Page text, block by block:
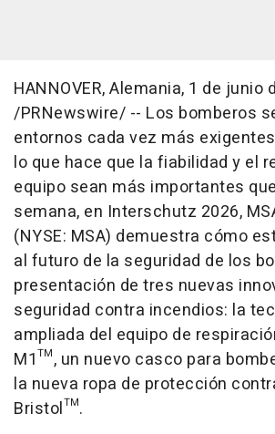
HANNOVER, Alemania, 1 de junio
/PRNewswire/ -- Los bomberos
entornos cada vez más
lo que hace que la fiabilidad y el
equipo sean más importantes
semana, en Interschutz 2026,
(NYSE: MSA) demuestra cómo
al futuro de la seguridad de los
presentación de tres nuevas
seguridad contra incendios: la
ampliada del equipo de
M1™, un nuevo casco para
la nueva ropa de protección
Bristol™.